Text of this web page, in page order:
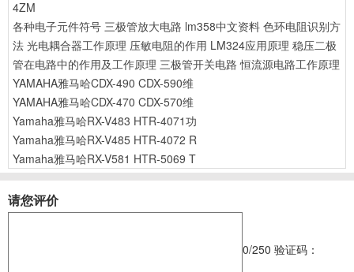
4ZM
各种电子元件符号 三极管放大电路 lm358中文资料 色环电阻识别方
法 光电耦合器工作原理 压敏电阻的作用 LM324应用原理 稳压二极
管在电路中的作用及工作原理 三极管开关电路 恒流源电路工作原理
YAMAHA雅马哈CDX-490 CDX-590维
YAMAHA雅马哈CDX-470 CDX-570维
Yamaha雅马哈RX-V483 HTR-4071功
Yamaha雅马哈RX-V485 HTR-4072 R
Yamaha雅马哈RX-V581 HTR-5069 T
请您评价
0/250 验证码：